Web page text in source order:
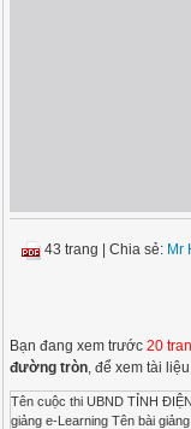
43 trang |Chia sẻ: Mr
Bạn đang xem trước20
đường tròn, để xem tài
Tên cuộc thi UBND TỈNH
giảng e-Learning Tên bài